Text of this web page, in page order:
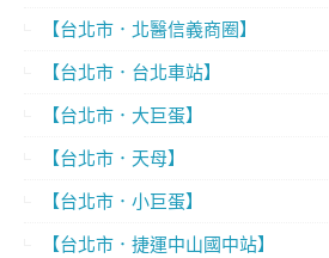
【台北市．北醫信義商圈】
【台北市．台北車站】
【台北市．大巨蛋】
【台北市．天母】
【台北市．小巨蛋】
【台北市．捷運中山國中站】